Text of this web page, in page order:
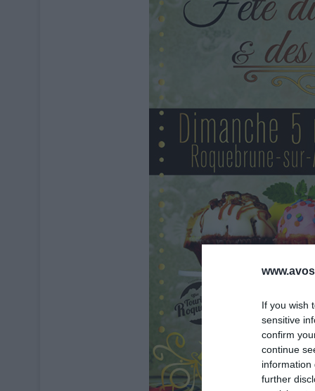
If you wish
sensitive
confirm
continue
information
further